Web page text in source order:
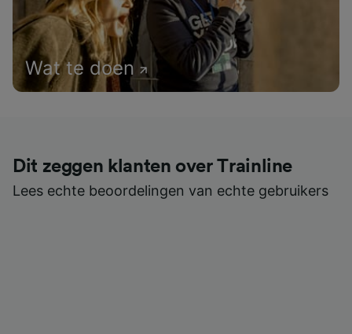
Wat te doen
Dit zeggen klanten over Trainline
Lees echte beoordelingen van echte gebruikers